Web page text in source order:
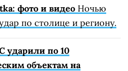
фото и видео Ночью
по столице и региону.
ударили по 10
объектам на